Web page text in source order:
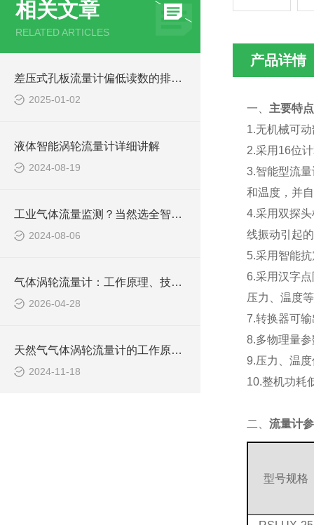
相关文章
RELATED ARTICLES
差压式孔板流量计偏低读数的排查与调整技巧
2025-01-02
液体智能涡轮流量计详细讲解
2024-08-19
工业气体流量监测？当然选全智能型气体涡轮流量计！
2024-08-06
气体涡轮流量计：工作原理、技术特点与选型指南
2026-04-28
天然气气体涡轮流量计的工作原理与应用解析
2024-11-18
产品详情
一、 主要特点
1.无机械可
2.采用16位
3.智能型流
和温度，并
4.采用双探头
线振动引起
5.采用智能
6.采用汉字
压力、温度
7.转换器可
8.多物理量
9.压力、温
10.整机功耗
二、 流量计
型号规格